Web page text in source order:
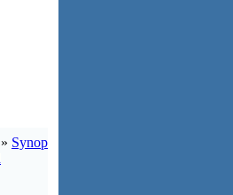
» Synop